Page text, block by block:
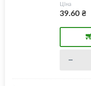
Ціна
39.60₴